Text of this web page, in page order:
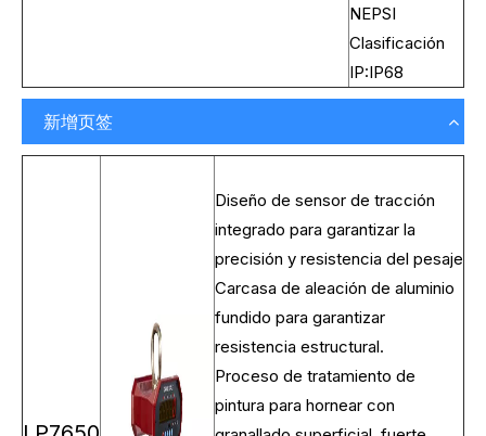
NEPSI
Clasificación
IP:IP68
新增页签
Diseño de sensor de tracción
integrado para garantizar la
precisión y resistencia del pesaje
Carcasa de aleación de aluminio
fundido para garantizar
resistencia estructural.
Proceso de tratamiento de
pintura para hornear con